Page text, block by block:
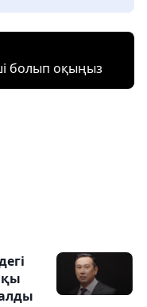
болып оқыңыз